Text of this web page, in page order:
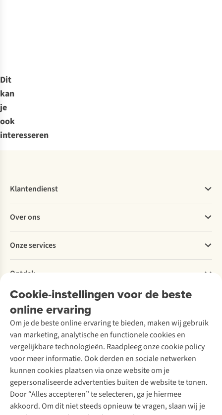
Dit
kan
je
ook
interesseren
Cookie-instellingen voor de beste
online ervaring
Om je de beste online ervaring te bieden, maken wij gebruik
van marketing, analytische en functionele cookies en
vergelijkbare technologieën. Raadpleeg onze cookie policy
voor meer informatie. Ook derden en sociale netwerken
kunnen cookies plaatsen via onze website om je
gepersonaliseerde advertenties buiten de website te tonen.
Door “Alles accepteren” te selecteren, ga je hiermee
akkoord. Om dit niet steeds opnieuw te vragen, slaan wij je
Klantendienst
Bestellen
Betalen
Levering
Retourneren
Bestelling herroepen
Garantie
Contact
Over ons
Explore More
Verantwoord ondernemen
Over Ayacucho
Onze winkels
Over A.S.Adventure
Toegankelijkheidsverklaring
Onze services
Ski-onderhoud
Wasservice
Schoenonderhoud
Schoenherstelling
Kledingherstelling
Retouches
Voor bedrijven
Ontdek
A.S.Magazine
Podcast
Explore Academy
Explore Camp
Gear Check
Inspiratie & advies
Meld je aan voor de nieuwsbrief
Follow us